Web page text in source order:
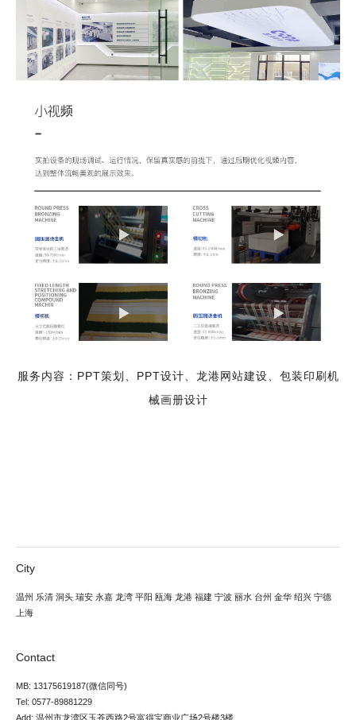
服务内容：PPT策划、PPT设计、龙港网站建设、包装印刷机
械画册设计
City
温州 乐清 洞头 瑞安 永嘉 龙湾 平阳 瓯海 龙港 福建 宁波 丽水 台州 金华 绍兴 宁德
上海
Contact
MB: 13175619187(微信同号)
Tel: 0577-89881229
Add: 温州市龙湾区玉苍西路2号富得宝商业广场2号楼3楼